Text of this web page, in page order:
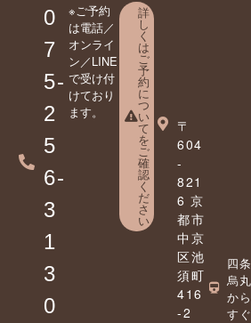
0
7
5-
2
5
6-
3
1
3
0
※ご予約
は電話／
オンライ
ン／LINE
で受け付
けており
ます。
詳
し
く
は
ご
予
約
に
つ
い
て
を
ご
確
認
く
だ
さ
い
〒
604
-
821
6 京
都市
中京
区池
須町
416
-2
四条
烏丸
から
すぐ